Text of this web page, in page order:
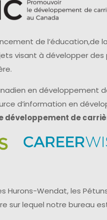
de
visant à développer
en développement
d’information en
développement de
Hurons-Wendat, les
sur lequel notre bureau